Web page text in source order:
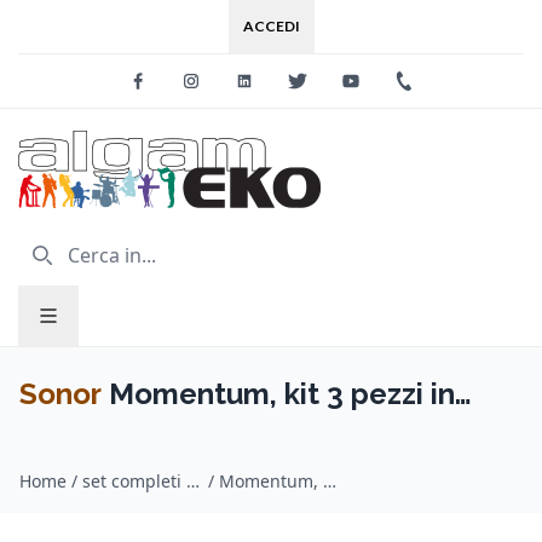
ACCEDI
FacebookInstagramLinkedinTwitter Youtube
Sonor Momentum, kit 3 pezzi in
Home / set completi batterie acustiche / Sonor / Momentum, kit 3 pezzi in faggio - 22" 12" 16" Red Pearl